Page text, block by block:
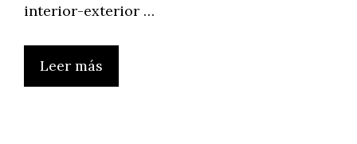
interior-exterior …
Leer más